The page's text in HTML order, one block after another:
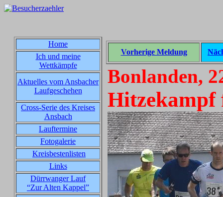
Home
Ich und meine
Wettkämpfe
Aktuelles vom Ansbacher
Laufgeschehen
Cross-Serie des Kreises
Ansbach
Lauftermine
Fotogalerie
Kreisbestenlisten
Links
Dürrwanger Lauf
“Zur Alten Kappel”
Vorherige Meldung
Bonlanden,
Hitzekampf